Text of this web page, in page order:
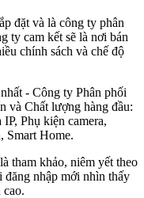
đặt và là công ty phân
ty cam kết sẽ là nơi bán
chính sách và chế độ
- Công ty Phân phối
và Chất lượng hàng đầu:
Phụ kiện camera,
Smart Home.
tham khảo, niêm yết theo
đăng nhập mới nhìn thấy
cao.